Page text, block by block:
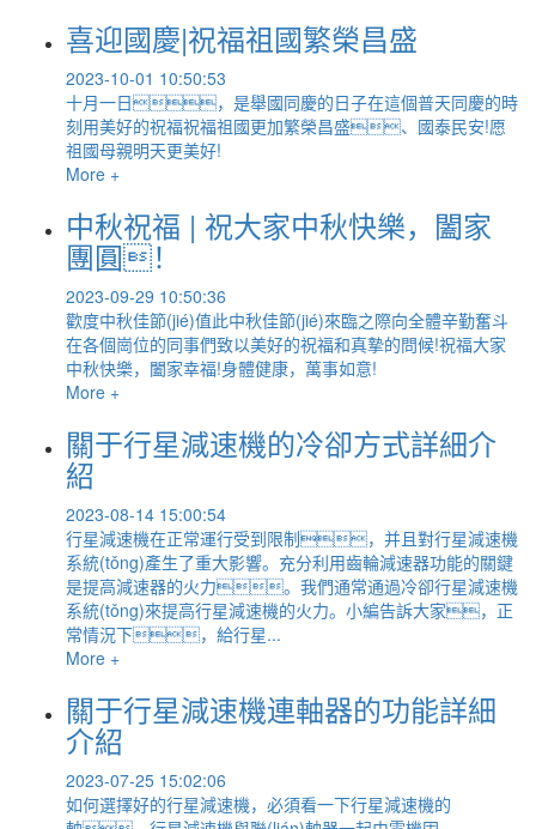
喜迎國慶|祝福祖國繁榮昌盛
2023-10-01 10:50:53
十月一日，是舉國同慶的日子在這個普天同慶的時
刻用美好的祝福祝福祖國更加繁榮昌盛、國泰民安!愿
祖國母親明天更美好!
More +
中秋祝福 | 祝大家中秋快樂，闔家
團圓！
2023-09-29 10:50:36
歡度中秋佳節(jié)值此中秋佳節(jié)來臨之際向全體辛勤奮斗
在各個崗位的同事們致以美好的祝福和真摯的問候!祝福大家
中秋快樂，闔家幸福!身體健康，萬事如意!
More +
關于行星減速機的冷卻方式詳細介
紹
2023-08-14 15:00:54
行星減速機在正常運行受到限制，并且對行星減速機
系統(tǒng)產生了重大影響。充分利用齒輪減速器功能的關鍵
是提高減速器的火力。我們通常通過冷卻行星減速機
系統(tǒng)來提高行星減速機的火力。小編告訴大家，正
常情況下，給行星...
More +
關于行星減速機連軸器的功能詳細
介紹
2023-07-25 15:02:06
如何選擇好的行星減速機，必須看一下行星減速機的